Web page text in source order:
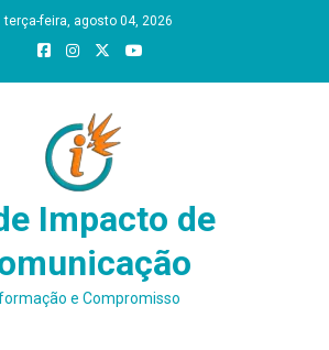
terça-feira, agosto 04, 2026
Impacto de
e Compromisso